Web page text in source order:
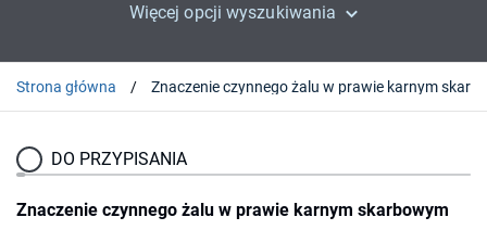
Więcej opcji wyszukiwania
Strona główna
DO PRZYPISANIA
Znaczenie czynnego żalu w prawie karnym skarbowym